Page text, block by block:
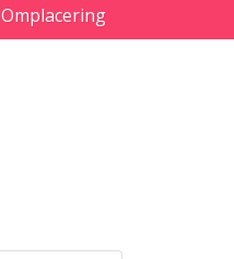
Omplacering